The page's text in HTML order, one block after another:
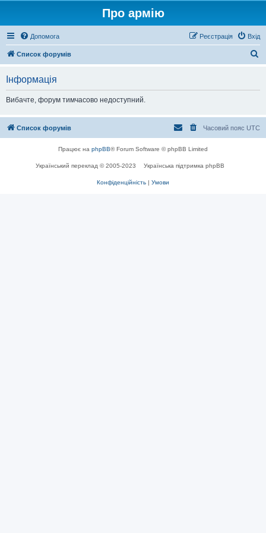
Про армію
Допомога Вхід
Реєстрація
Список форумів
Інформація
Вибачте, форум тимчасово недоступний.
Список форумів Часовий пояс UTC
Працює на phpBB® Forum Software © phpBB Limited
Український переклад © 2005-2023 Українська підтримка phpBB
Конфіденційність | Умови